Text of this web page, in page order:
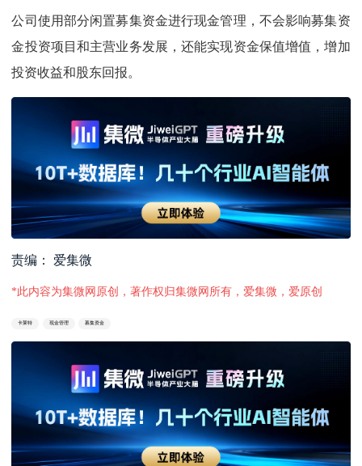
公司使用部分闲置募集资金进行现金管理，不会影响募集资
金投资项目和主营业务发展，还能实现资金保值增值，增加
投资收益和股东回报。
责编： 爱集微
*此内容为集微网原创，著作权归集微网所有，爱集微，爱原创
卡莱特 现金管理 募集资金